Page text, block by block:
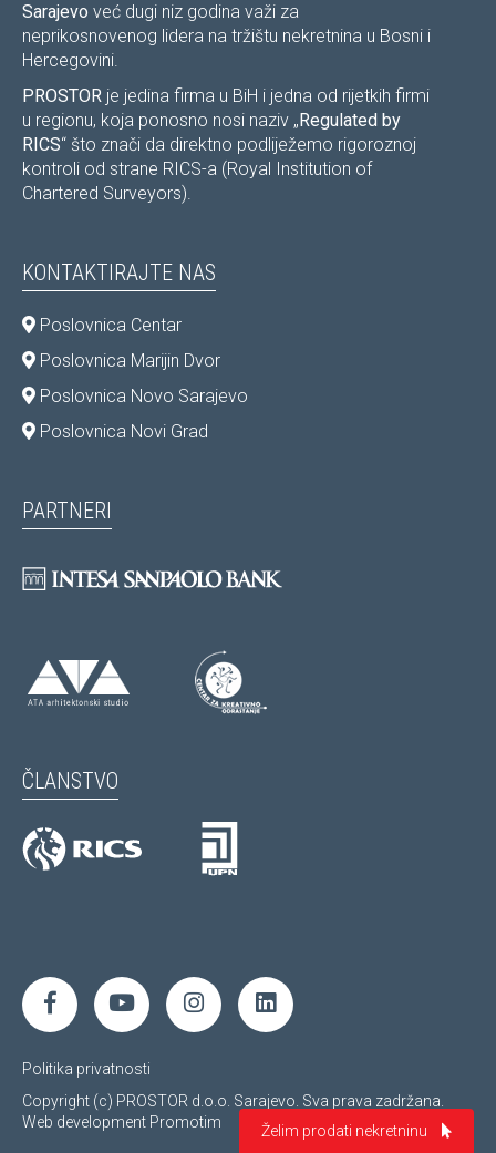
Sarajevo već dugi niz godina važi za
neprikosnovenog lidera na tržištu nekretnina u Bosni i
Hercegovini.
PROSTOR je jedina firma u BiH i jedna od rijetkih firmi
u regionu, koja ponosno nosi naziv „ Regulated by
RICS“ što znači da direktno podliježemo rigoroznoj
kontroli od strane RICS-a (Royal Institution of
Chartered Surveyors).
KONTAKTIRAJTE NAS
Poslovnica Centar
Poslovnica Marijin Dvor
Poslovnica Novo Sarajevo
Poslovnica Novi Grad
PARTNERI
ČLANSTVO
Politika privatnosti
Copyright (c) PROSTOR d.o.o. Sarajevo. Sva prava zadržana.
Web development Promotim
Želim prodati nekretninu